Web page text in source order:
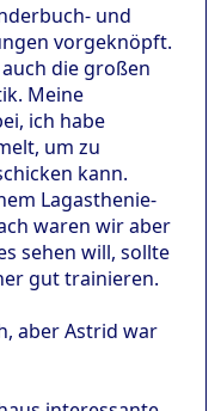
und
vorgeknöpft.
die großen
Meine
ich habe
um zu
kann.
Lagasthenie-
waren wir aber
sehen will, sollte
gut trainieren.
aber Astrid war